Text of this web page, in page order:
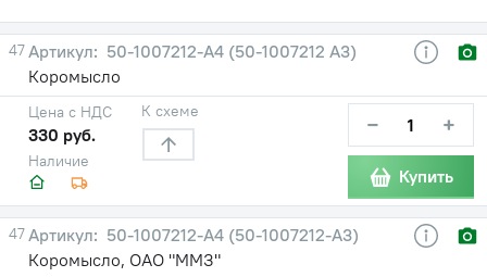
47
50-1007212-А4 (50-1007212 А3)
Коромысло
Наличие
Цена с НДС
330 руб.
К схеме − +
Купить
47
50-1007212-А4 (50-1007212-А3)
Коромысло, ОАО "ММЗ"